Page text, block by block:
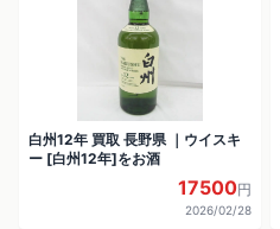
白州12年 買取 長野県 ｜ウイスキ
ー [白州12年]をお酒
17500円
2026/02/28